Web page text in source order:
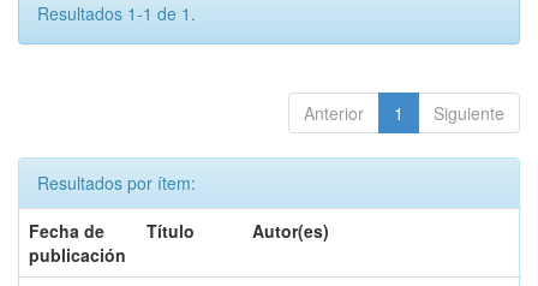
Resultados 1-1 de 1.
Anterior 1 Siguiente
Resultados por ítem:
Fecha de
publicación
Título Autor(es)